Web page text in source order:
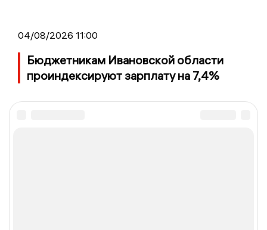
04/08/2026 11:00
Бюджетникам Ивановской области
проиндексируют зарплату на 7,4%